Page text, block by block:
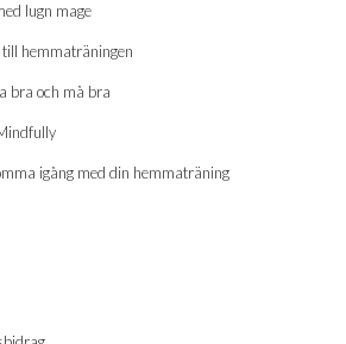
lugn mage
hemmaträningen
bra och må bra
igång med din hemmaträning